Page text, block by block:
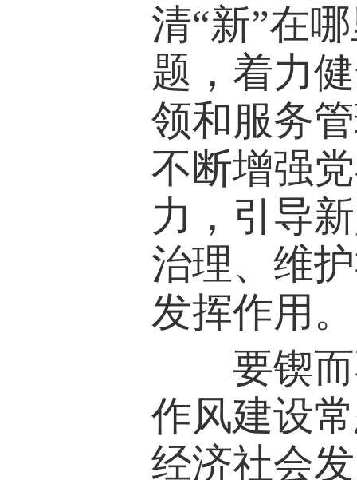
清“新”在
题，着力
领和服务
不断增强
力，引导
治理、维
发挥作用。
要锲而
作风建设
经济社会